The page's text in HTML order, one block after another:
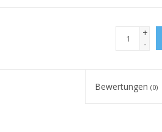
+
-
Bewertungen(0)